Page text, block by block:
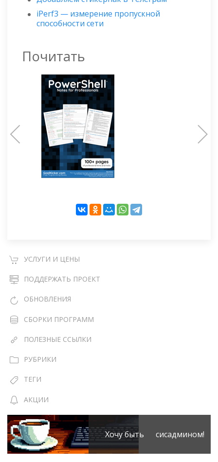
iPerf3 — измерение пропускной
способности сети
Почитать
УСЛУГИ И ЦЕНЫ
ПОДДЕРЖАТЬ ПРОЕКТ
ОБНОВЛЕНИЯ
СБОРКИ ПРОГРАММ
ПОЛЕЗНЫЕ ССЫЛКИ
РУБРИКИ
ТЕГИ
АКЦИИ
Хочу быть сисадмином!